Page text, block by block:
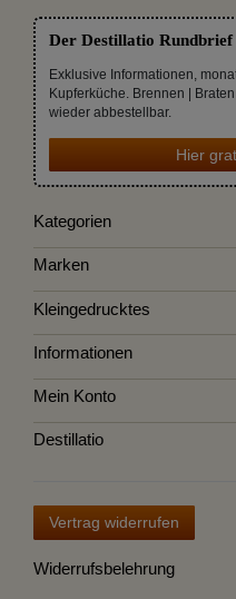
Der Destillatio Rundbrief
Exklusive Informationen,
Kupferküche. Brennen |
wieder abbestellbar.
Hier
Kategorien
Marken
Kleingedrucktes
Informationen
Mein Konto
Destillatio
Vertrag widerrufen
Widerrufsbelehrung